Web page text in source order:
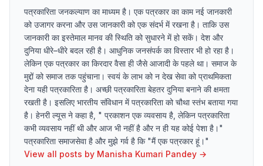
पत्रकारिता जनकल्याण का माध्यम है। एक पत्रकार का काम नई जानकारी
को उजागर करना और उस जानकारी को एक संदर्भ में रखना है। ताकि उस
जानकारी का इस्तेमाल मानव की स्थिति को सुधारने में हो सकें। देश और
दुनिया धीरे–धीरे बदल रही है। आधुनिक जनसंपर्क का विस्तार भी हो रहा है।
लेकिन एक पत्रकार का किरदार वैसा ही जैसे आजादी के पहले था। समाज के
मुद्दों को समाज तक पहुंचाना। स्वयं के लाभ को न देख सेवा को प्राथमिकता
देना यही पत्रकारिता है। अच्छी पत्रकारिता बेहतर दुनिया बनाने की क्षमता
रखती है। इसलिए भारतीय संविधान में पत्रकारिता को चौथा स्तंभ बताया गया
है। हेनरी ल्यूस ने कहा है, " प्रकाशन एक व्यवसाय है, लेकिन पत्रकारिता
कभी व्यवसाय नहीं थी और आज भी नहीं है और न ही यह कोई पेशा है।"
पत्रकारिता समाजसेवा है और मुझे गर्व है कि "मैं एक पत्रकार हूं।"
View all posts by Manisha Kumari Pandey →